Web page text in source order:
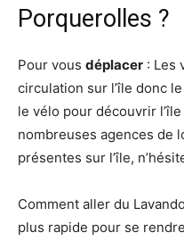
Porquerolles ?
Pour vous déplacer : Les
circulation sur l’île donc
le vélo pour découvrir l’île
nombreuses agences de
présentes sur l’île,
Comment aller du
plus rapide pour se